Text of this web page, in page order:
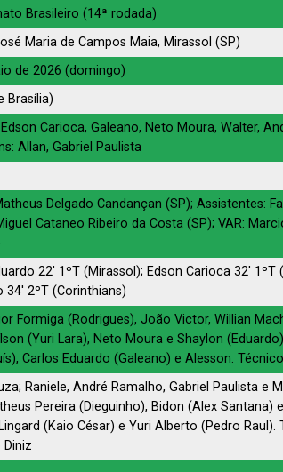
Brasileiro (14ª rodada)
Maria de Campos Maia, Mirassol (SP)
de 2026 (domingo)
Brasília)
Carioca, Galeano, Neto Moura, Walter,
Allan, Gabriel Paulista
Delgado Candançan (SP); Assistentes:
Cataneo Ribeiro da Costa (SP); VAR:
22′ 1ºT (Mirassol); Edson Carioca 32′ 1ºT
34′ 2ºT (Corinthians)
Formiga (Rodrigues), João Victor, Willian
(Yuri Lara), Neto Moura e Shaylon
Carlos Eduardo (Galeano) e Alesson.
Raniele, André Ramalho, Gabriel Paulista e
Pereira (Dieguinho), Bidon (Alex Santana)
(Kaio César) e Yuri Alberto (Pedro Raul).
Diniz